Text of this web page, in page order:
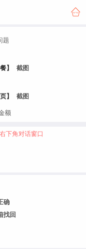
题
】 截图
】 截图
额
下角对话窗口
确
找回